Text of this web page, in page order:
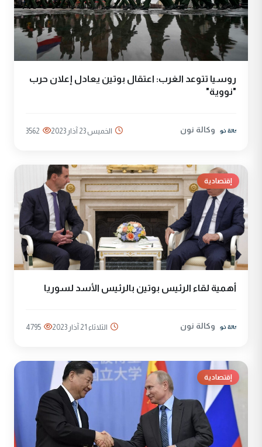
روسيا تتوعد الغرب: اعتقال بوتين يعادل إعلان حرب
"نووية"
وكالة نون الخميس 23 آذار 2023 3562
إقتصادية
أهمية لقاء الرئيس بوتين بالرئيس الأسد لسوريا
وكالة نون الثلاثاء 21 آذار 2023 4795
إقتصادية